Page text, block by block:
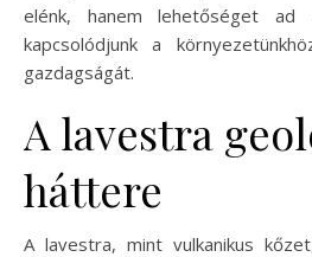
elénk, hanem lehetőséget
kapcsolódjunk a
gazdagságát.
A lavestra
háttere
A lavestra, mint vulkanikus